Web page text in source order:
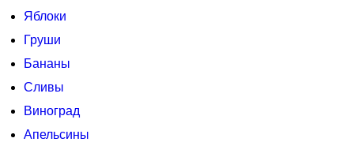
Яблоки
Груши
Бананы
Сливы
Виноград
Апельсины